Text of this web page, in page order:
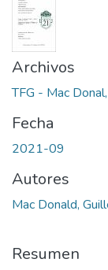
Archivos
TFG - Mac
Fecha
2021-09
Autores
Mac Donald,
Resumen